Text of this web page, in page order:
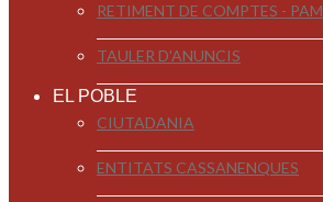
RETIMENT DE COMPTES - PAM
TAULER D'ANUNCIS
EL POBLE
CIUTADANIA
ENTITATS CASSANENQUES